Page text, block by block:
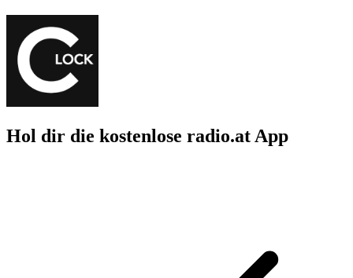
Hol dir die kostenlose radio.at App